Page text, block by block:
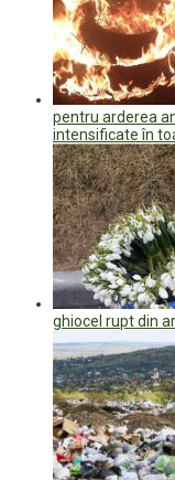
pentru arderea
intensificate în
ghiocel rupt din